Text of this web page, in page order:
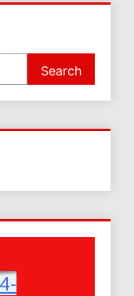
Search